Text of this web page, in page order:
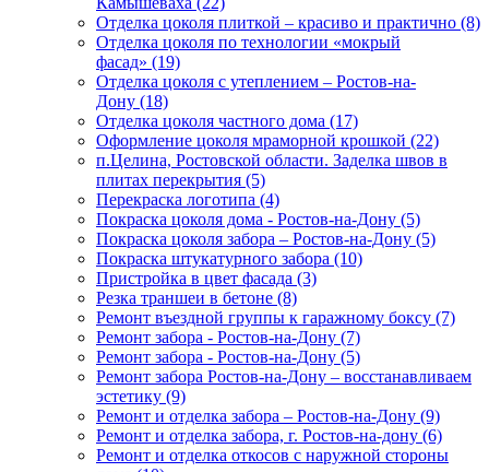
Отделка цоколя плиткой – красиво и практично (8)
Отделка цоколя по технологии «мокрый
фасад» (19)
Отделка цоколя с утеплением – Ростов-на-
Дону (18)
Отделка цоколя частного дома (17)
Оформление цоколя мраморной крошкой (22)
п.Целина, Ростовской области. Заделка швов в
плитах перекрытия (5)
Перекраска логотипа (4)
Покраска цоколя дома - Ростов-на-Дону (5)
Покраска цоколя забора – Ростов-на-Дону (5)
Покраска штукатурного забора (10)
Пристройка в цвет фасада (3)
Резка траншеи в бетоне (8)
Ремонт въездной группы к гаражному боксу (7)
Ремонт забора - Ростов-на-Дону (7)
Ремонт забора - Ростов-на-Дону (5)
Ремонт забора Ростов-на-Дону – восстанавливаем
эстетику (9)
Ремонт и отделка забора – Ростов-на-Дону (9)
Ремонт и отделка забора, г. Ростов-на-дону (6)
Ремонт и отделка откосов с наружной стороны